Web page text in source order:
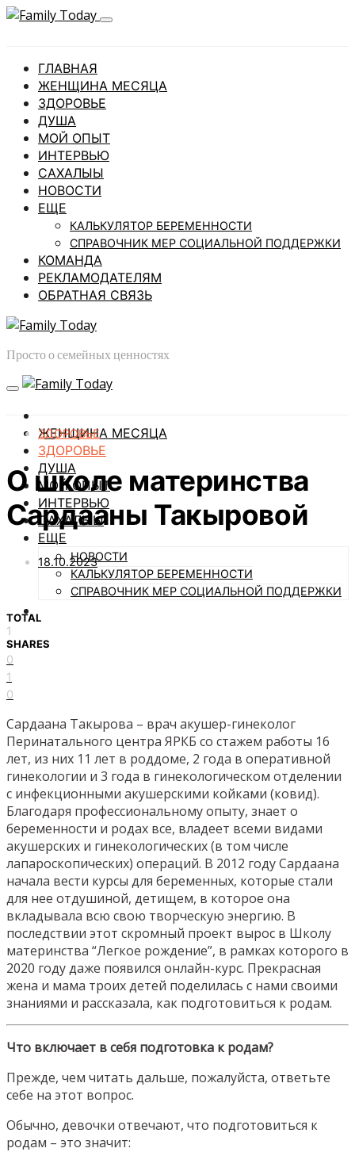
ГЛАВНАЯ
ЖЕНЩИНА МЕСЯЦА
ЗДОРОВЬЕ
ДУША
МОЙ ОПЫТ
ИНТЕРВЬЮ
САХАЛЫЫ
НОВОСТИ
ЕЩЕ
КАЛЬКУЛЯТОР БЕРЕМЕННОСТИ
СПРАВОЧНИК МЕР СОЦИАЛЬНОЙ ПОДДЕРЖКИ
КОМАНДА
РЕКЛАМОДАТЕЛЯМ
ОБРАТНАЯ СВЯЗЬ
Просто о семейных ценностях
ЖЕНЩИНА МЕСЯЦА
ЗДОРОВЬЕ
ДУША
МОЙ ОПЫТ
ИНТЕРВЬЮ
САХАЛЫЫ
ЕЩЕ
НОВОСТИ
КАЛЬКУЛЯТОР БЕРЕМЕННОСТИ
СПРАВОЧНИК МЕР СОЦИАЛЬНОЙ ПОДДЕРЖКИ
ЗДОРОВЬЕ
О школе материнства
Сардааны Такыровой
18.10.2023
TOTAL
1
SHARES
0
1
0
Сардаана Такырова – врач акушер-гинеколог
Перинатального центра ЯРКБ со стажем работы 16
лет, из них 11 лет в роддоме, 2 года в оперативной
гинекологии и 3 года в гинекологическом отделении
с инфекционными акушерскими койками (ковид).
Благодаря профессиональному опыту, знает о
беременности и родах все, владеет всеми видами
акушерских и гинекологических (в том числе
лапароскопических) операций. В 2012 году Сардаана
начала вести курсы для беременных, которые стали
для нее отдушиной, детищем, в которое она
вкладывала всю свою творческую энергию. В
последствии этот скромный проект вырос в Школу
материнства “Легкое рождение”, в рамках которого в
2020 году даже появился онлайн-курс. Прекрасная
жена и мама троих детей поделилась с нами своими
знаниями и рассказала, как подготовиться к родам.
Что включает в себя подготовка к родам?
Прежде, чем читать дальше, пожалуйста, ответьте
себе на этот вопрос.
Обычно, девочки отвечают, что подготовиться к
родам – это значит: